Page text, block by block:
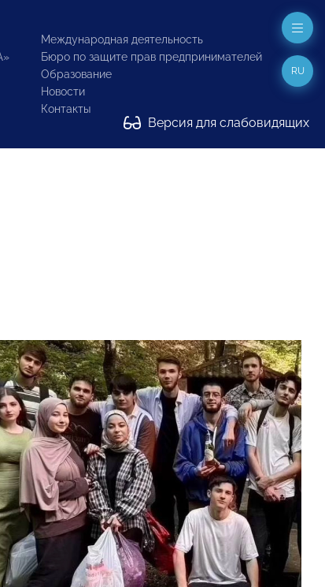
Международная деятельность
Бюро по защите прав предпринимателей
Образование
Новости
Контакты
Версия для слабовидящих
RU